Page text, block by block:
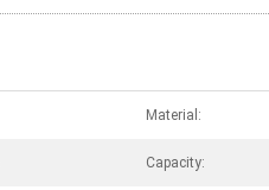
Material:
Capacity: